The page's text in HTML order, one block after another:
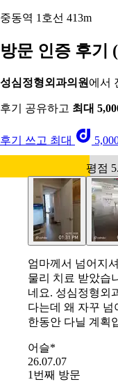
중동역 1호선 413m
방문 인증 후기
성심정형외과의원 에서
후기 공유하고 최대
후기 쓰고 최대
평점
엄마께서 넘어지
물리 치료 받았습
네요. 성심정형외
다는데 왜 자꾸
한동안 다닐 계획
어슬*
26.07.07
1번째 방문